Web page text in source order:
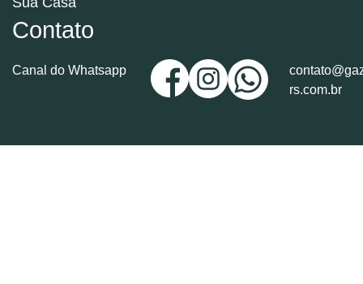
Contato
Canal do Whatsapp
rs.com.br